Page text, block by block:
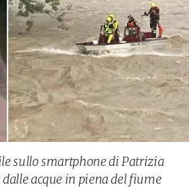
sullo smartphone di Patrizia
acque in piena del fiume